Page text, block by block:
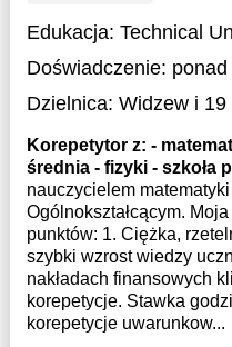
Edukacja: Technical
Doświadczenie:
Dzielnica: Widzew i 19
Korepetytor z: -
średnia - fizyki - szkoła
nauczycielem
Ogólnokształcącym.
punktów: 1. Ciężka,
szybki wzrost wiedzy
nakładach finansowych
korepetycje. Stawka
korepetycje uwarunkow...